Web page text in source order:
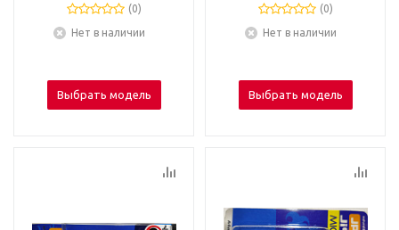
(0)
Нет в наличии
Выбрать модель
(0)
Нет в наличии
Выбрать модель